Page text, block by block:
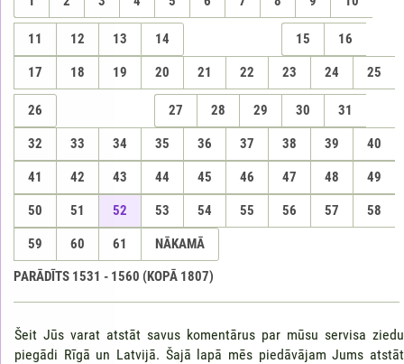
11 12 13 14 15 16
17 18 19 20 21 22 23 24 25
26 27 28 29 30 31
32 33 34 35 36 37 38 39 40
41 42 43 44 45 46 47 48 49
50 51 52 53 54 55 56 57 58
59 60 61
NĀKAMĀ
PARĀDĪTS 1531 - 1560 (KOPĀ 1807)
Šeit Jūs varat atstāt savus komentārus par mūsu servisa ziedu
piegādi Rīgā un Latvijā. Šajā lapā mēs piedāvājam Jums atstāt